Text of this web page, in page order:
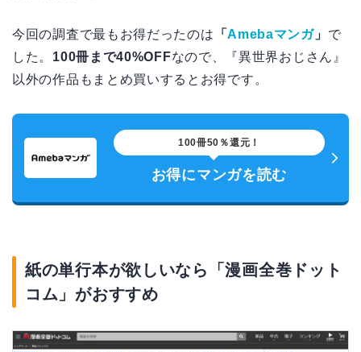
今回の調査で最もお得だったのは 「Amebaマンガ」 で
した。 100冊まで40%OFFなので、『異世界おじさん』
以外の作品もまとめ買いするとお得です。
100冊50％還元！
お得にマンガを読む
紙の単行本が欲しいなら「漫画全巻ドット
コム」がおすすめ